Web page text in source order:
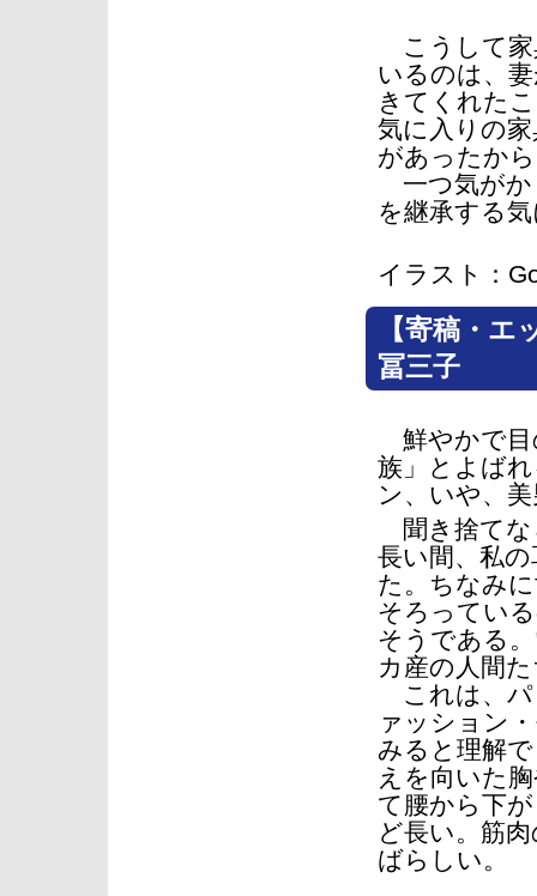
こうして家
いるのは、
きてくれた
気に入りの
があったか
一つ気がか
を継承する
イラスト：
【寄稿・
冨三子
鮮やかで目
族」とよば
ン、いや、
聞き捨てな
長い間、私
た。ちなみ
そろってい
そうである
カ産の人間
これは、パ
ァッション
みると理解
えを向いた
て腰から下
ど長い。筋
ばらしい。